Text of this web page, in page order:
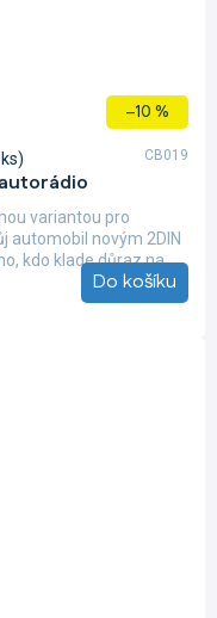
–10 %
Do košíku
variantou pro
automobil novým 2DIN
kdo klade důraz na...
CB019